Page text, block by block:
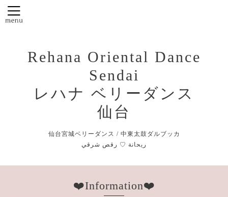
Rehana Oriental Dance
Sendai
レハナ ベリーダンス
仙台
仙台宮城ベリーダンス / 中東太鼓ダルブッカ
❤️Information❤️